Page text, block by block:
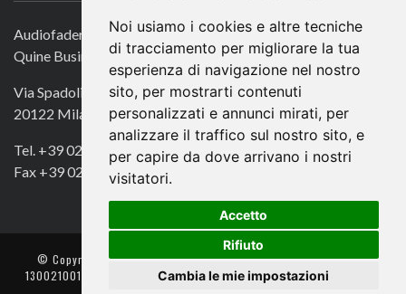
Noi usiamo i cookies e altre tecniche
di tracciamento per migliorare la tua
esperienza di navigazione nel nostro
sito, per mostrarti contenuti
personalizzati e annunci mirati, per
analizzare il traffico sul nostro sito, e
per capire da dove arrivano i nostri
visitatori.
Accetto
Rifiuto
Cambia le mie impostazioni
Audiofader.com
Quine Business Publisher
Via Spadolini 7
20122 Milano
Tel. +39 02 49756990
Fax +39 02 72016740
© Copyright 2018. All Rights Reserved -- Quine srl – C.F./P IVA
13002100157 – Responsabile della Protezione dei Dati: Avv. Monica